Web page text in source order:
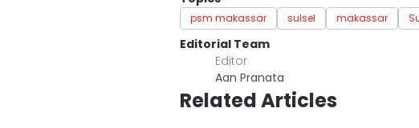
psm makassar sulsel makassar
Editorial Team
Editor
Aan Pranata
Related Articles